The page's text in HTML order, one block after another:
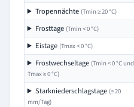
Tropennächte (Tmin ≥ 20 °C)
Frosttage (Tmin < 0 °C)
Eistage (Tmax < 0 °C)
Frostwechseltage (Tmin < 0 °C und
Tmax ≥ 0 °C)
Starkniederschlagstage (≥ 20
mm/Tag)